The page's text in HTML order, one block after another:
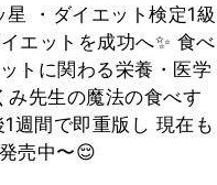
星 ・ダイエット検定1級
エットを成功へ✨ 食べ
トに関わる栄養・医学
み先生の魔法の食べす
週間で即重版し 現在も
売中〜😌